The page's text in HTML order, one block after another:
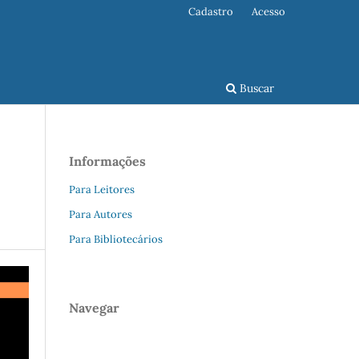
Buscar
Cadastro Acesso
Informações
Para Leitores
Para Autores
Para Bibliotecários
Navegar